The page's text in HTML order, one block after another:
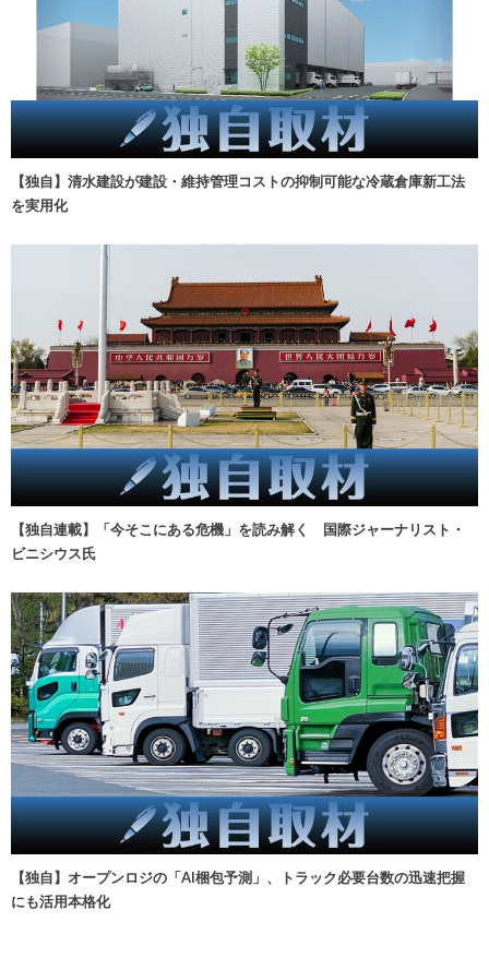
【独自】清水建設が建設・維持管理コストの抑制可能な冷蔵倉庫新工法
を実用化
【独自連載】「今そこにある危機」を読み解く 国際ジャーナリスト・
ビニシウス氏
【独自】オープンロジの「AI梱包予測」、トラック必要台数の迅速把握
にも活用本格化